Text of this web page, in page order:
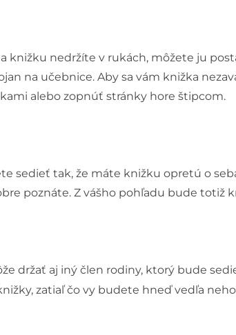
knižku nedržíte v rukách, môžete ju
na učebnice. Aby sa vám knižka
alebo zopnúť stránky hore štipcom.
sedieť tak, že máte knižku opretú o
poznáte. Z vášho pohľadu bude totiž
držať aj iný člen rodiny, ktorý bude
zatiaľ čo vy budete hneď vedľa